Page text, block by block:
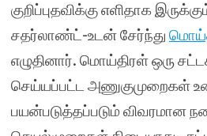
குறிப்புதவிக்கு எளிதாக
சதர்லாண்ட்-உடன் சேர்ந்து
எழுதினார். மொய்திரள் ஒரு
செய்யப்பட்ட அணுகுமுறைகள்
பயன்படுத்தப்படும் விவரமான